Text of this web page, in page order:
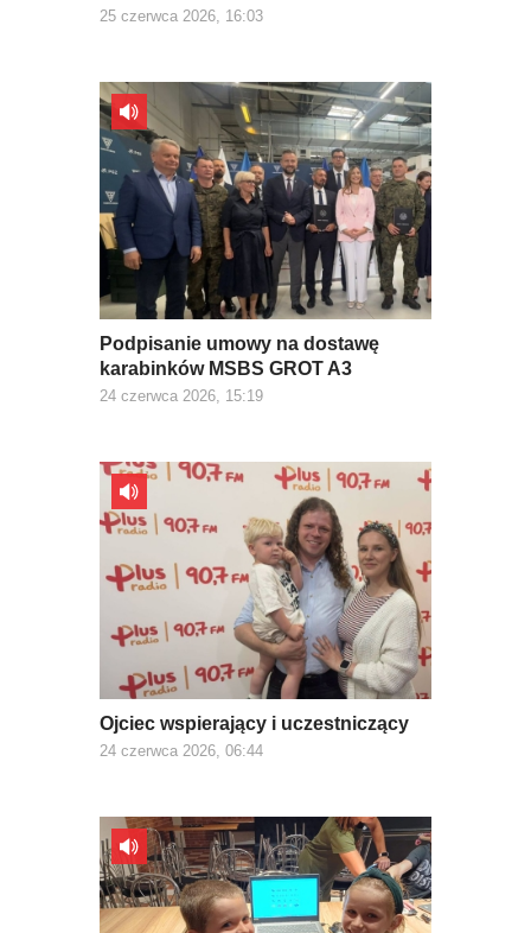
25 czerwca 2026, 16:03
Podpisanie umowy na dostawę
karabinków MSBS GROT A3
24 czerwca 2026, 15:19
Ojciec wspierający i uczestniczący
24 czerwca 2026, 06:44